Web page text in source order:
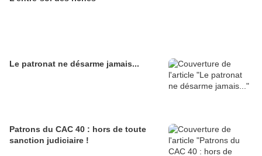
Le patronat ne désarme jamais...
Patrons du CAC 40 : hors de toute
sanction judiciaire !